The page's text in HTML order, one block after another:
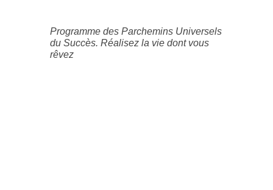
Programme des Parchemins Universels
du Succès. Réalisez la vie dont vous
rêvez